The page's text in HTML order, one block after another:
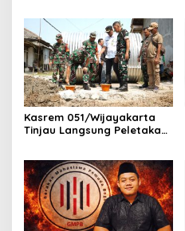
Masyarakat Indonesia
Kasrem 051/Wijayakarta
Tinjau Langsung Peletakan